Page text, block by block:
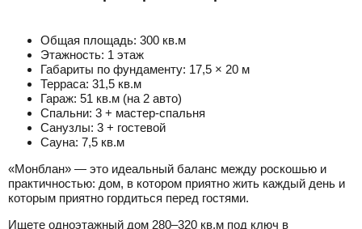
Общая площадь: 300 кв.м
Этажность: 1 этаж
Габариты по фундаменту: 17,5 × 20 м
Терраса: 31,5 кв.м
Гараж: 51 кв.м (на 2 авто)
Спальни: 3 + мастер-спальня
Санузлы: 3 + гостевой
Саунa: 7,5 кв.м
«Монблан» — это идеальный баланс между роскошью и
практичностью: дом, в котором приятно жить каждый день и
которым приятно гордиться перед гостями.
Ищете одноэтажный дом 280–320 кв.м под ключ в